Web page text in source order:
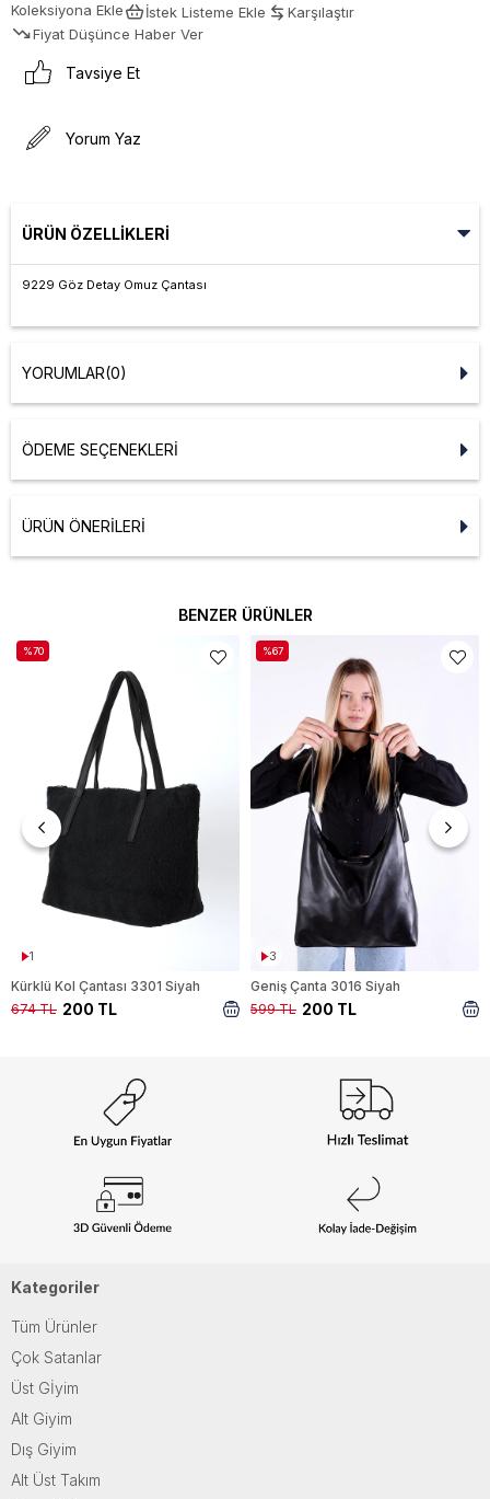
Koleksiyona Ekle İstek Listeme Ekle
Karşılaştır
Fiyat Düşünce Haber Ver
Tavsiye Et
Yorum Yaz
ÜRÜN ÖZELLIKLERI
9229 Göz Detay Omuz Çantası
YORUMLAR(0)
ÖDEME SEÇENEKLERI
ÜRÜN ÖNERILERI
BENZER ÜRÜNLER
1
Kürklü Kol Çantası 3301 Siyah
200 TL
674 TL
%70
3
Geniş Çanta 3016 Siyah
200 TL
599 TL
%67
Kategoriler
Tüm Ürünler
Çok Satanlar
Üst Gİyim
Alt Giyim
Dış Giyim
Alt Üst Takım